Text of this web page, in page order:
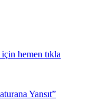
hemen tıkla
Yansıt”